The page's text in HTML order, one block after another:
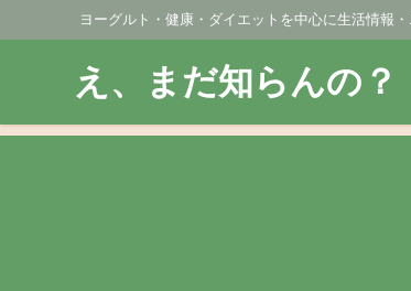
ヨーグルト・健康・ダイエットを中心に生活情報
え、まだ知らんの？